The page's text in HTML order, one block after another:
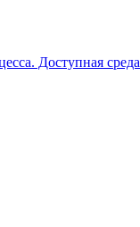
Доступная среда